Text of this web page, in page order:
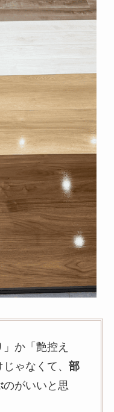
か「艶控え
ゃなくて、 部
のがいいと思